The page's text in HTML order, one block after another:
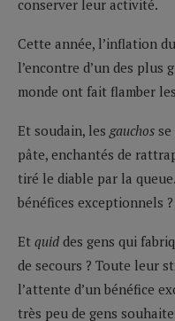
conserver leur activité.
Cette année, l’inflation
l’encontre d’un des plus
monde ont fait flamber
Et soudain, les gauchos
pâte, enchantés de
tiré le diable par la
bénéfices exceptionnels ?
Et quid des gens qui
de secours ? Toute leur
l’attente d’un bénéfice
très peu de gens